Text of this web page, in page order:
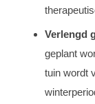
Verlengd
geplant
tuin wordt